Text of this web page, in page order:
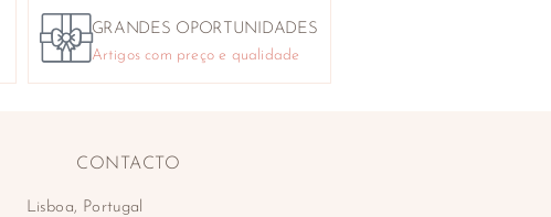
GRANDES OPORTUNIDADES
Artigos com preço e qualidade
CONTACTO
Lisboa, Portugal